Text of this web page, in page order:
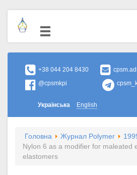
+38 044 204 8430
@cpsmkpi
Українська English
Головна Журнал Polymer
Nylon 6 as a modifier for maleated
elastomers